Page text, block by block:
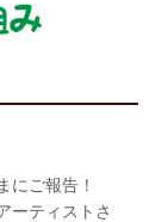
にご報告！
ーティストさ